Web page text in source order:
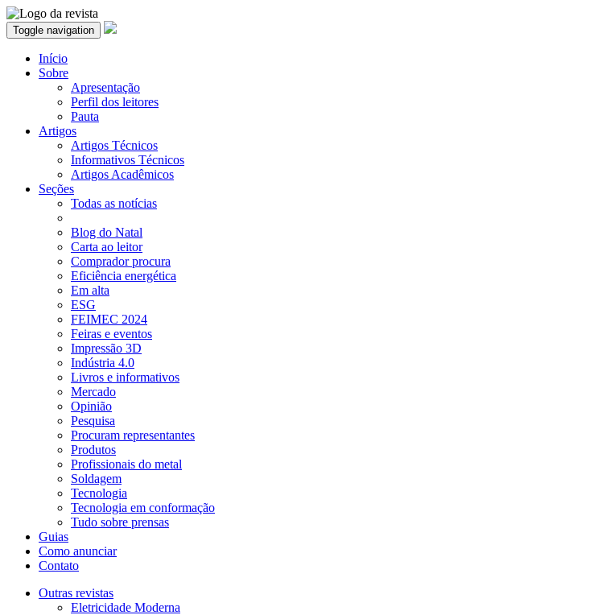
Toggle navigation
Início
Sobre
Apresentação
Perfil dos leitores
Pauta
Artigos
Artigos Técnicos
Informativos Técnicos
Artigos Acadêmicos
Seções
Todas as notícias
Blog do Natal
Carta ao leitor
Comprador procura
Eficiência energética
Em alta
ESG
FEIMEC 2024
Feiras e eventos
Impressão 3D
Indústria 4.0
Livros e informativos
Mercado
Opinião
Pesquisa
Procuram representantes
Produtos
Profissionais do metal
Soldagem
Tecnologia
Tecnologia em conformação
Tudo sobre prensas
Guias
Como anunciar
Contato
Outras revistas
Eletricidade Moderna